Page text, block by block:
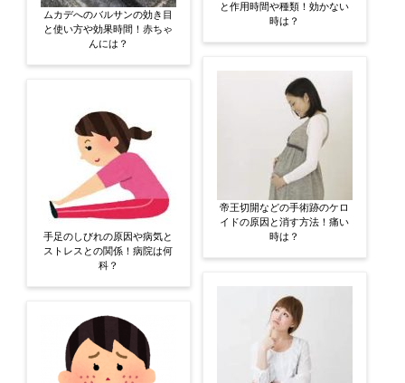
ムカデへのバルサンの効き目
と使い方や効果時間！赤ちゃ
んには？
手足のしびれの原因や病気と
ストレスとの関係！病院は何
科？
と作用時間や種類！効かない
時は？
帝王切開などの手術跡のケロ
イドの原因と消す方法！痛い
時は？